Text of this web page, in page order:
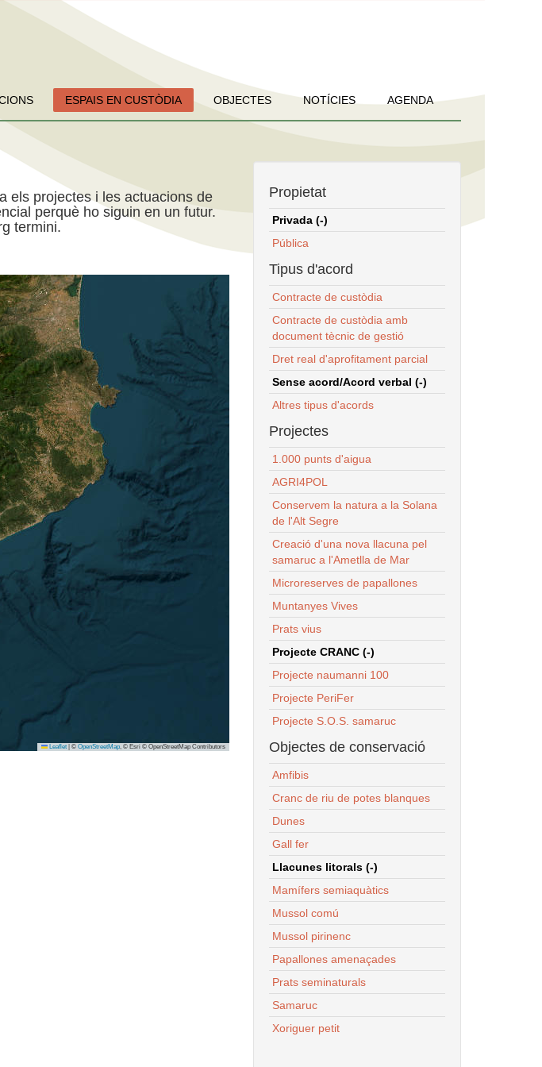
ESPAIS EN CUSTÒDIA OBJECTES NOTÍCIES AGENDA
els projectes i les actuacions de
perquè ho siguin en un futur.
termini.
Leaflet © OpenStreetMap, © Esri © OpenStreetMap Contributors
Propietat
Privada (-)
Pública
Tipus d'acord
Contracte de custòdia
Contracte de custòdia amb
document tècnic de gestió
Dret real d'aprofitament parcial
Sense acord/Acord verbal (-)
Altres tipus d'acords
Projectes
1.000 punts d'aigua
AGRI4POL
Conservem la natura a la Solana
de l'Alt Segre
Creació d'una nova llacuna pel
samaruc a l'Ametlla de Mar
Microreserves de papallones
Muntanyes Vives
Prats vius
Projecte CRANC (-)
Projecte naumanni 100
Projecte PeriFer
Projecte S.O.S. samaruc
Objectes de conservació
Amfibis
Cranc de riu de potes blanques
Dunes
Gall fer
Llacunes litorals (-)
Mamífers semiaquàtics
Mussol comú
Mussol pirinenc
Papallones amenaçades
Prats seminaturals
Samaruc
Xoriguer petit